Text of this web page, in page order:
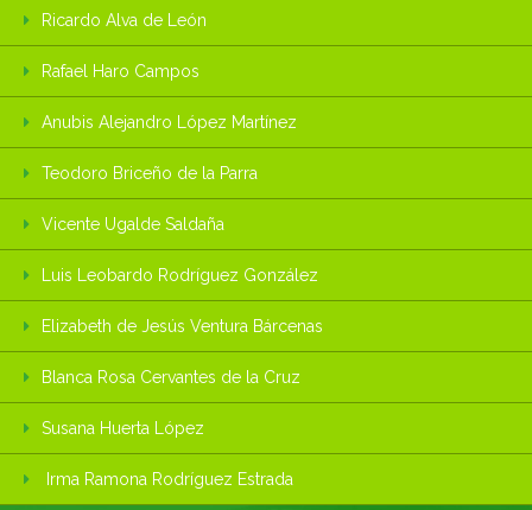
Ricardo Alva de León
Rafael Haro Campos
Anubis Alejandro López Martínez
Teodoro Briceño de la Parra
Vicente Ugalde Saldaña
Luis Leobardo Rodríguez González
Elizabeth de Jesús Ventura Bárcenas
Blanca Rosa Cervantes de la Cruz
Susana Huerta López
Irma Ramona Rodríguez Estrada